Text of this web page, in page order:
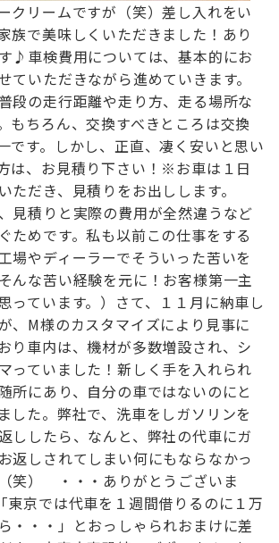
クリームですが（笑）差し入れをい
族で美味しくいただきました！ あり
♪ 車検費用については、基本的にお
ていただきながら進めていきます。
段の走行距離や走り方、走る場所な
もちろん、交換すべきところは交換
す。 しかし、正直、凄く安いと思い
は、お見積り下さい！ ※お車は１日
ただき、見積りをお出しします。
見積りと実際の費用が全然違うなど
ためです。私も以前この仕事をする
場やディーラーでそういった苦いを
そんな苦い経験を元に！お客様第一主
ています。） さて、１１月に納車し
、M様のカスタマイズにより見事に
り 車内は、機材が多数増設され、シ
っていました！新しく手を入れられ
所にあり、自分の車ではないのにと
した。 弊社で、洗車をしガソリンを
ししたら、なんと、 弊社の代車にガ
返しされてしまい何にもならなかっ
笑） ・・・ありがとうございま
東京では代車を１週間借りるのに１万
・・・」とおっしゃられおまけに差